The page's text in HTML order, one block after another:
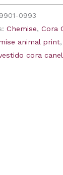
0993
Chemise, Cora
animal print,
cora